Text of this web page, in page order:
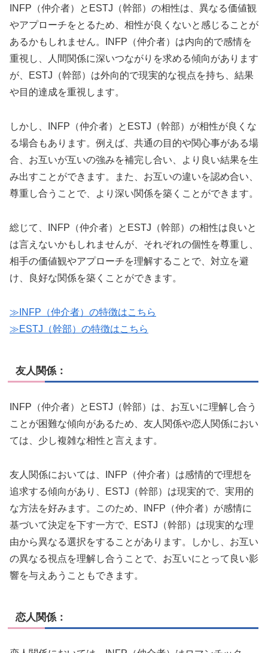
INFP（仲介者）とESTJ（幹部）の相性は、異なる価値観
やアプローチをとるため、相性が良くないと感じることが
あるかもしれません。INFP（仲介者）は内向的で感情を
重視し、人間関係に深いつながりを求める傾向があります
が、ESTJ（幹部）は外向的で現実的な視点を持ち、結果
や目的達成を重視します。
しかし、INFP（仲介者）とESTJ（幹部）が相性が良くな
る場合もあります。例えば、共通の目的や関心事がある場
合、お互いが互いの強みを補完し合い、より良い結果を生
み出すことができます。また、お互いの違いを認め合い、
尊重し合うことで、より深い関係を築くことができます。
総じて、INFP（仲介者）とESTJ（幹部）の相性は良いと
は言えないかもしれませんが、それぞれの個性を尊重し、
相手の価値観やアプローチを理解することで、対立を避
け、良好な関係を築くことができます。
≫INFP（仲介者）の特徴はこちら
≫ESTJ（幹部）の特徴はこちら
友人関係：
INFP（仲介者）とESTJ（幹部）は、お互いに理解し合う
ことが困難な傾向があるため、友人関係や恋人関係におい
ては、少し複雑な相性と言えます。
友人関係においては、INFP（仲介者）は感情的で理想を
追求する傾向があり、ESTJ（幹部）は現実的で、実用的
な方法を好みます。このため、INFP（仲介者）が感情に
基づいて決定を下す一方で、ESTJ（幹部）は現実的な理
由から異なる選択をすることがあります。しかし、お互い
の異なる視点を理解し合うことで、お互いにとって良い影
響を与えあうこともできます。
恋人関係：